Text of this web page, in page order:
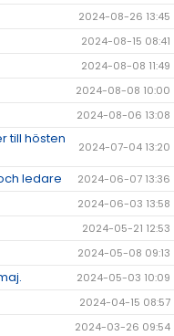
2024-08-26 13:45
2024-08-15 08:41
2024-08-08 11:49
2024-08-08 10:00
2024-08-06 13:08
till hösten
2024-07-04 13:20
ledare 2024-06-07 13:36
2024-06-03 13:58
2024-05-21 12:53
2024-05-08 09:13
2024-05-03 10:09
2024-04-15 08:57
2024-03-26 09:54